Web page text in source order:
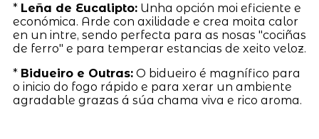
* Leña de Eucalipto:Unha opción moi eficiente e
económica. Arde con axilidade e crea moita calor
en un intre, sendo perfecta para as nosas "cociñas
de ferro" e para temperar estancias de xeito veloz.
* Bidueiro e Outras:O bidueiro é magnífico para
o inicio do fogo rápido e para xerar un ambiente
agradable grazas á súa chama viva e rico aroma.